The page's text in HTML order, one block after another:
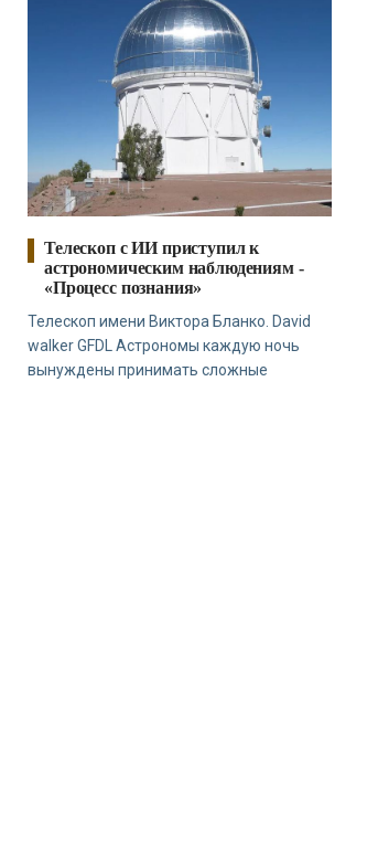
Телескоп с ИИ приступил к
астрономическим наблюдениям -
«Процесс познания»
Телескоп имени Виктора Бланко. David
walker GFDL Астрономы каждую ночь
вынуждены принимать сложные